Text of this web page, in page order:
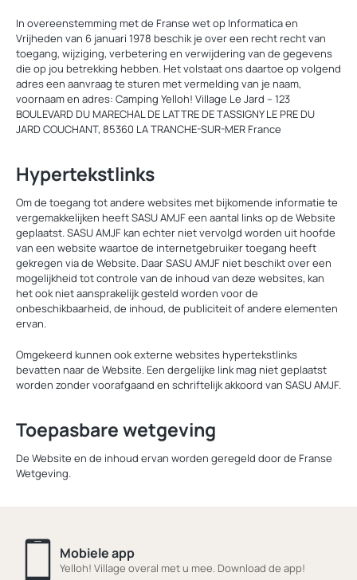
In overeenstemming met de Franse wet op Informatica en
Vrijheden van 6 januari 1978 beschik je over een recht recht van
toegang, wijziging, verbetering en verwijdering van de gegevens
die op jou betrekking hebben. Het volstaat ons daartoe op volgend
adres een aanvraag te sturen met vermelding van je naam,
voornaam en adres: Camping Yelloh! Village Le Jard – 123
BOULEVARD DU MARECHAL DE LATTRE DE TASSIGNY LE PRE DU
JARD COUCHANT, 85360 LA TRANCHE-SUR-MER France
Hypertekstlinks
Om de toegang tot andere websites met bijkomende informatie te
vergemakkelijken heeft SASU AMJF een aantal links op de Website
geplaatst. SASU AMJF kan echter niet vervolgd worden uit hoofde
van een website waartoe de internetgebruiker toegang heeft
gekregen via de Website. Daar SASU AMJF niet beschikt over een
mogelijkheid tot controle van de inhoud van deze websites, kan
het ook niet aansprakelijk gesteld worden voor de
onbeschikbaarheid, de inhoud, de publiciteit of andere elementen
ervan.
Omgekeerd kunnen ook externe websites hypertekstlinks
bevatten naar de Website. Een dergelijke link mag niet geplaatst
worden zonder voorafgaand en schriftelijk akkoord van SASU AMJF.
Toepasbare wetgeving
De Website en de inhoud ervan worden geregeld door de Franse
Wetgeving.
Mobiele app
Yelloh! Village overal met u mee. Download de app!